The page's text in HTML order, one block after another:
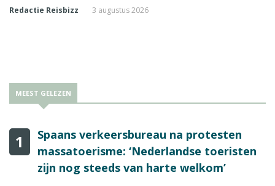
Redactie Reisbizz 3 augustus 2026
MEEST GELEZEN
1
Spaans verkeersbureau na protesten
massatoerisme: ‘Nederlandse toeristen
zijn nog steeds van harte welkom’